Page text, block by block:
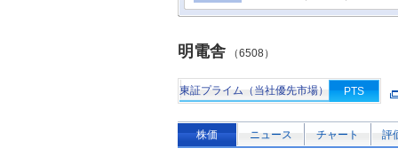
明電舎 （6508）
東証プライム（当社優先市場） PTS
株価 ニュース チャート 評